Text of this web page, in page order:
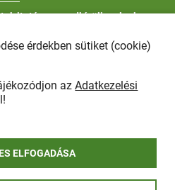
itatása a rendkívüli melegben
- kérések a lakosság felé
érdekben sütiket (cookie)
azAdatkezelési
ELFOGADÁSA